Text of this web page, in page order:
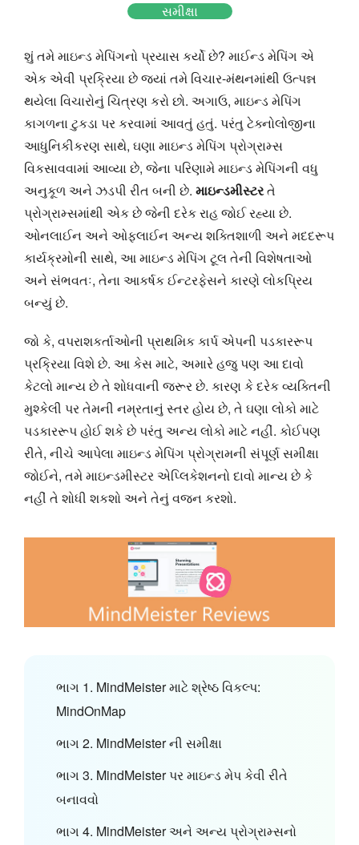
સમીક્ષા
શું તમે માઇન્ડ મેપિંગનો પ્રયાસ કર્યો છે? માઈન્ડ મેપિંગ એ
એક એવી પ્રક્રિયા છે જ્યાં તમે વિચાર-મંથનમાંથી ઉત્પન્ન
થયેલા વિચારોનું ચિત્રણ કરો છો. અગાઉ, માઇન્ડ મેપિંગ
કાગળના ટુકડા પર કરવામાં આવતું હતું. પરંતુ ટેક્નોલોજીના
આધુનિકીકરણ સાથે, ઘણા માઇન્ડ મેપિંગ પ્રોગ્રામ્સ
વિકસાવવામાં આવ્યા છે, જેના પરિણામે માઇન્ડ મેપિંગની વધુ
અનુકૂળ અને ઝડપી રીત બની છે. માઇન્ડમીસ્ટરતે
પ્રોગ્રામ્સમાંથી એક છે જેની દરેક રાહ જોઈ રહ્યા છે.
ઓનલાઈન અને ઓફલાઈન અન્ય શક્તિશાળી અને મદદરૂપ
કાર્યક્રમોની સાથે, આ માઇન્ડ મેપિંગ ટૂલ તેની વિશેષતાઓ
અને સંભવતઃ, તેના આકર્ષક ઈન્ટરફેસને કારણે લોકપ્રિય
બન્યું છે.
જો કે, વપરાશકર્તાઓની પ્રાથમિક કાર્પ એપની પડકારરૂપ
પ્રક્રિયા વિશે છે. આ કેસ માટે, અમારે હજુ પણ આ દાવો
કેટલો માન્ય છે તે શોધવાની જરૂર છે. કારણ કે દરેક વ્યક્તિની
મુશ્કેલી પર તેમની નમ્રતાનું સ્તર હોય છે, તે ઘણા લોકો માટે
પડકારરૂપ હોઈ શકે છે પરંતુ અન્ય લોકો માટે નહીં. કોઈપણ
રીતે, નીચે આપેલા માઇન્ડ મેપિંગ પ્રોગ્રામની સંપૂર્ણ સમીક્ષા
જોઈને, તમે માઇન્ડમીસ્ટર એપ્લિકેશનનો દાવો માન્ય છે કે
નહીં તે શોધી શકશો અને તેનું વજન કરશો.
ભાગ 1. MindMeister માટે શ્રેષ્ઠ વિકલ્પ:
MindOnMap
ભાગ 2. MindMeister ની સમીક્ષા
ભાગ 3. MindMeister પર માઇન્ડ મેપ કેવી રીતે
બનાવવો
ભાગ 4. MindMeister અને અન્ય પ્રોગ્રામ્સનો